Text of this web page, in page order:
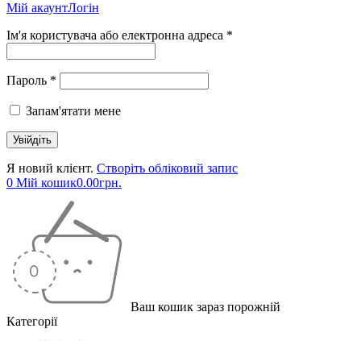
Мій акаунтЛогін
Ім'я користувача або електронна адреса *
Пароль *
Запам'ятати мене
Я новий клієнт. Створіть обліковий запис
0 Мій кошик0.00грн.
Ваш кошик зараз порожній
Категорії